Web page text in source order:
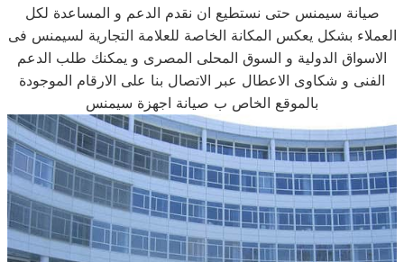
صيانة سيمنس حتى نستطيع ان نقدم الدعم و المساعدة لكل
العملاء بشكل يعكس المكانة الخاصة للعلامة التجارية لسيمنس فى
الاسواق الدولية و السوق المحلى المصرى و يمكنك طلب الدعم
الفنى و شكاوى الاعطال عبر الاتصال بنا على الارقام الموجودة
بالموقع الخاص ب صيانة اجهزة سيمنس